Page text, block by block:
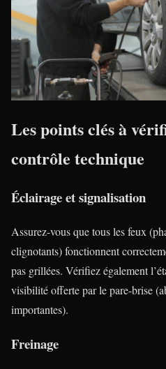
Les points clés à
contrôle technique
Éclairage et signalisation
Assurez-vous que tous les feux
clignotants) fonctionnent
pas grillées. Vérifiez également
visibilité offerte par le pare-brise
importantes).
Freinage